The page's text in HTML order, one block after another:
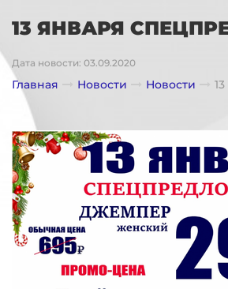
13 ЯНВАРЯ
Дата новости: 03.09.2020
Главная Новости Новости